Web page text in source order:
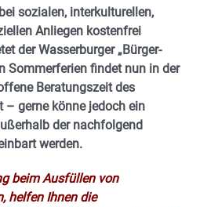
sozialen, interkulturellen,
Anliegen kostenfrei
der Wasserburger „Bürger-
Sommerferien findet nun in der
Beratungszeit des
– gerne könne jedoch ein
der nachfolgend
werden.
beim Ausfüllen von
helfen Ihnen die